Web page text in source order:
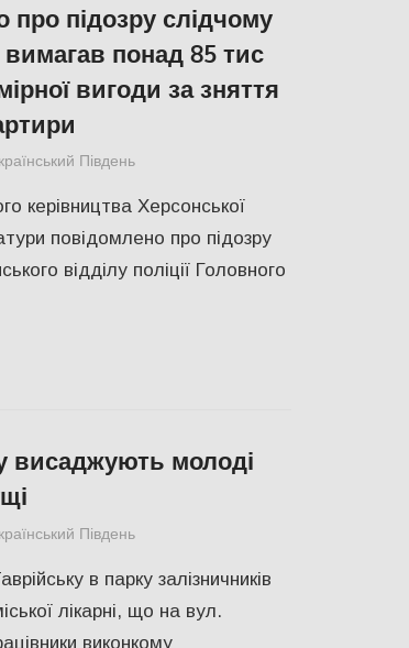
про підозру слідчому
вимагав понад 85 тис
вигоди за зняття
Південь
керівництва Херсонської
повідомлено про підозру
відділу поліції Головного
висаджують молоді
Південь
в парку залізничників
лікарні, що на вул.
виконкому